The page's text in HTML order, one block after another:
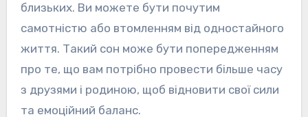
близьких. Ви можете бути почутим
самотністю або втомленням від одностайного
життя. Такий сон може бути попередженням
про те, що вам потрібно провести більше часу
з друзями і родиною, щоб відновити свої сили
та емоційний баланс.